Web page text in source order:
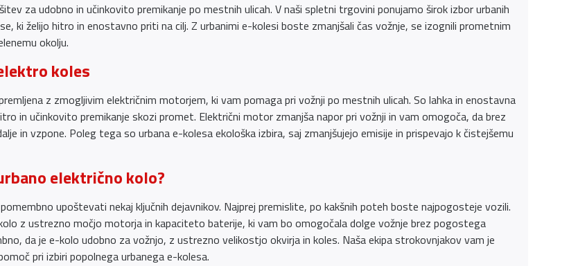
za udobno in učinkovito premikanje po mestnih ulicah. V naši spletni trgovini ponujamo širok izbor urbanih
ki želijo hitro in enostavno priti na cilj. Z urbanimi e-kolesi boste zmanjšali čas vožnje, se izognili prometnim
okolju.
koles
z zmogljivim električnim motorjem, ki vam pomaga pri vožnji po mestnih ulicah. So lahka in enostavna
in učinkovito premikanje skozi promet. Električni motor zmanjša napor pri vožnji in vam omogoča, da brez
in vzpone. Poleg tega so urbana e-kolesa ekološka izbira, saj zmanjšujejo emisije in prispevajo k čistejšemu
električno kolo?
upoštevati nekaj ključnih dejavnikov. Najprej premislite, po kakšnih poteh boste najpogosteje vozili.
z ustrezno močjo motorja in kapaciteto baterije, ki vam bo omogočala dolge vožnje brez pogostega
da je e-kolo udobno za vožnjo, z ustrezno velikostjo okvirja in koles. Naša ekipa strokovnjakov vam je
pri izbiri popolnega urbanega e-kolesa.